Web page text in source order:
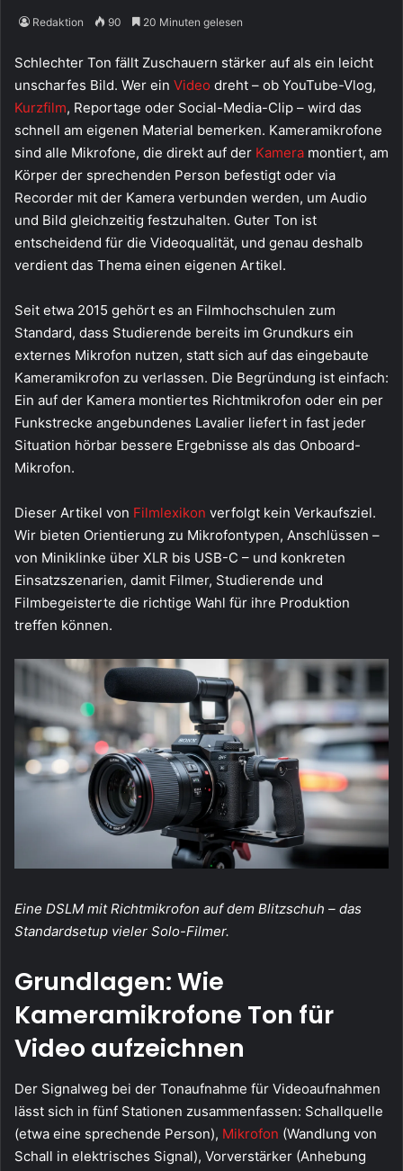
Redaktion 90 20 Minuten gelesen
Schlechter Ton fällt Zuschauern stärker auf als ein leicht
unscharfes Bild. Wer ein Video dreht – ob YouTube-Vlog,
Kurzfilm, Reportage oder Social-Media-Clip – wird das
schnell am eigenen Material bemerken. Kameramikrofone
sind alle Mikrofone, die direkt auf der Kamera montiert, am
Körper der sprechenden Person befestigt oder via
Recorder mit der Kamera verbunden werden, um Audio
und Bild gleichzeitig festzuhalten. Guter Ton ist
entscheidend für die Videoqualität, und genau deshalb
verdient das Thema einen eigenen Artikel.
Seit etwa 2015 gehört es an Filmhochschulen zum
Standard, dass Studierende bereits im Grundkurs ein
externes Mikrofon nutzen, statt sich auf das eingebaute
Kameramikrofon zu verlassen. Die Begründung ist einfach:
Ein auf der Kamera montiertes Richtmikrofon oder ein per
Funkstrecke angebundenes Lavalier liefert in fast jeder
Situation hörbar bessere Ergebnisse als das Onboard-
Mikrofon.
Dieser Artikel von Filmlexikon verfolgt kein Verkaufsziel.
Wir bieten Orientierung zu Mikrofontypen, Anschlüssen –
von Miniklinke über XLR bis USB-C – und konkreten
Einsatzszenarien, damit Filmer, Studierende und
Filmbegeisterte die richtige Wahl für ihre Produktion
treffen können.
Eine DSLM mit Richtmikrofon auf dem Blitzschuh – das
Standardsetup vieler Solo-Filmer.
Grundlagen: Wie
Kameramikrofone Ton für
Video aufzeichnen
Der Signalweg bei der Tonaufnahme für Videoaufnahmen
lässt sich in fünf Stationen zusammenfassen: Schallquelle
(etwa eine sprechende Person), Mikrofon (Wandlung von
Schall in elektrisches Signal), Vorverstärker (Anhebung